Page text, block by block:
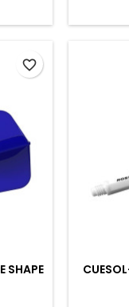
SHAPE
favorite_border